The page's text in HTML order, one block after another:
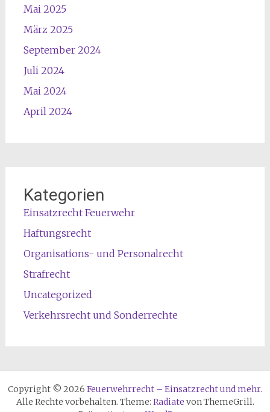
Mai 2025
März 2025
September 2024
Juli 2024
Mai 2024
April 2024
Kategorien
Einsatzrecht Feuerwehr
Haftungsrecht
Organisations- und Personalrecht
Strafrecht
Uncategorized
Verkehrsrecht und Sonderrechte
Copyright © 2026 Feuerwehrrecht – Einsatzrecht und mehr.
Alle Rechte vorbehalten. Theme: Radiate von ThemeGrill.